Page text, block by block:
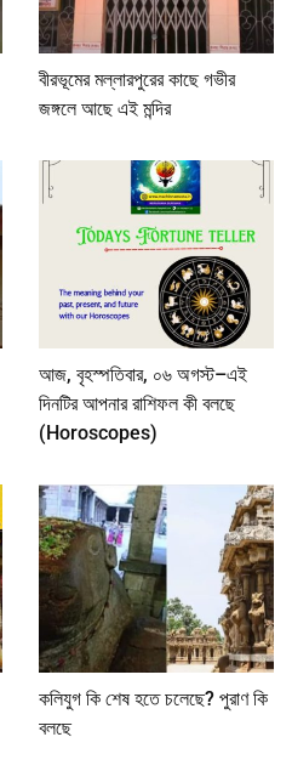
বীরভূমের মল্লারপুরের কাছে গভীর
জঙ্গলে আছে এই মন্দির
আজ, বৃহস্পতিবার, ০৬ অগস্ট–এই
দিনটির আপনার রাশিফল কী বলছে
(Horoscopes)
কলিযুগ কি শেষ হতে চলেছে? পুরাণ কি
বলছে